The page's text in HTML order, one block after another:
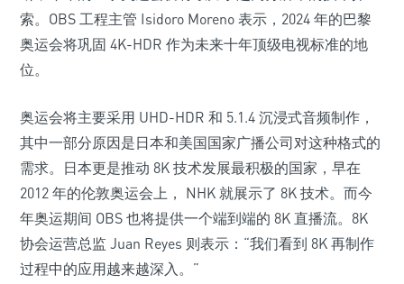
索。OBS 工程主管 Isidoro Moreno 表示，2024 年的巴黎
奥运会将巩固 4K-HDR 作为未来十年顶级电视标准的地
位。
奥运会将主要采用 UHD-HDR 和 5.1.4 沉浸式音频制作，
其中一部分原因是日本和美国国家广播公司对这种格式的
需求。日本更是推动 8K 技术发展最积极的国家，早在
2012 年的伦敦奥运会上， NHK 就展示了 8K 技术。而今
年奥运期间 OBS 也将提供一个端到端的 8K 直播流。8K
协会运营总监 Juan Reyes 则表示：“我们看到 8K 再制作
过程中的应用越来越深入。”